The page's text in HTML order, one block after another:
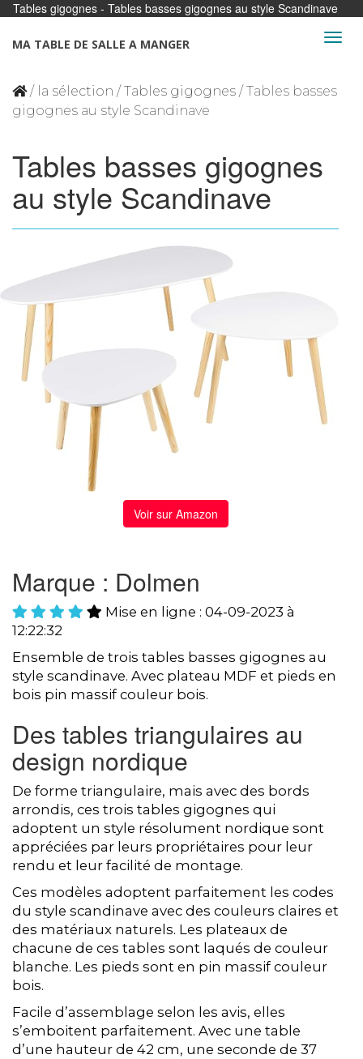
Tables gigognes - Tables basses gigognes au style Scandinave
MA TABLE DE SALLE A MANGER
/ la sélection / Tables gigognes / Tables basses
gigognes au style Scandinave
Tables basses gigognes
au style Scandinave
Voir sur Amazon
Marque : Dolmen
Mise en ligne : 04-09-2023 à
12:22:32
Ensemble de trois tables basses gigognes au
style scandinave. Avec plateau MDF et pieds en
bois pin massif couleur bois.
Des tables triangulaires au
design nordique
De forme triangulaire, mais avec des bords
arrondis, ces trois tables gigognes qui
adoptent un style résolument nordique sont
appréciées par leurs propriétaires pour leur
rendu et leur facilité de montage.
Ces modèles adoptent parfaitement les codes
du style scandinave avec des couleurs claires et
des matériaux naturels. Les plateaux de
chacune de ces tables sont laqués de couleur
blanche. Les pieds sont en pin massif couleur
bois.
Facile d’assemblage selon les avis, elles
s’emboitent parfaitement. Avec une table
d’une hauteur de 42 cm, une seconde de 37
Panneau de gestion des cookies